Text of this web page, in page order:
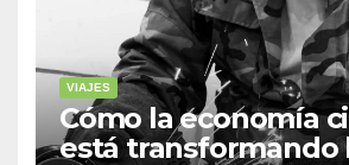
VIAJES
Cómo la economía
está transformando